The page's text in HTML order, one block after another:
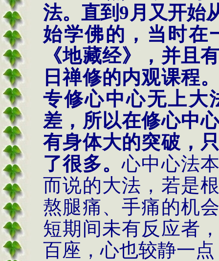
法。直到 9 月又开始
始学佛的，当时在
《地藏经》，并且
日禅修的内观课程
专修心中心无上大
差，所以在修心中
有身体大的突破，
了很多。心中心法
而说的大法，若是
熬腿痛、手痛的机
短期间未有反应者
百座，心也较静一